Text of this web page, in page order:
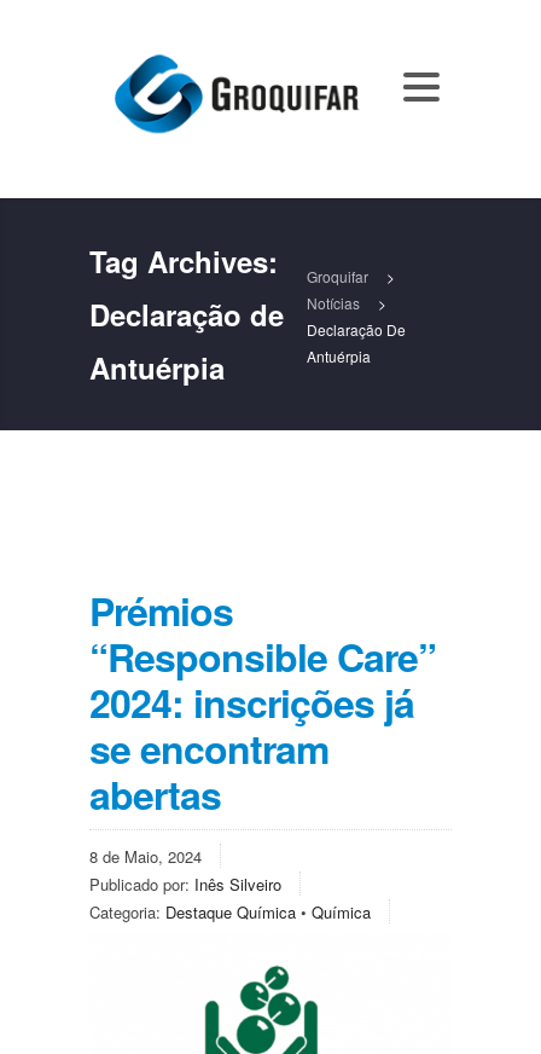
Tag Archives:
Declaração de
Antuérpia
Groquifar
>
Notícias
>
Declaração De
Antuérpia
Prémios
“Responsible Care”
2024: inscrições já
se encontram
abertas
8 de Maio, 2024
Publicado por: Inês Silveiro
Categoria: Destaque Química • Química